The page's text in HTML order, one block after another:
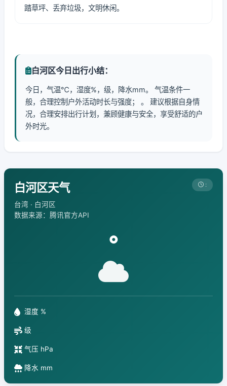
踏草坪、丢弃垃圾，文明休闲。
白河区今日出行小结：
今日，气温℃，湿度%，级，降水mm。 气温条件一
般，合理控制户外活动时长与强度； 。 建议根据自身情
况，合理安排出行计划，兼顾健康与安全，享受舒适的户
外时光。
白河区天气
台湾 · 白河区
数据来源：腾讯官方API
:
°
湿度 %
级
气压 hPa
降水 mm